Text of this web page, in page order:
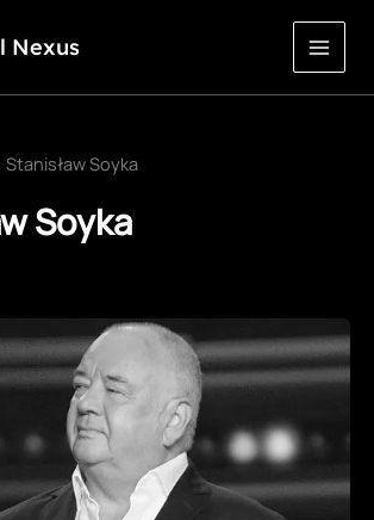
Nexus
Stanisław Soyka
Soyka